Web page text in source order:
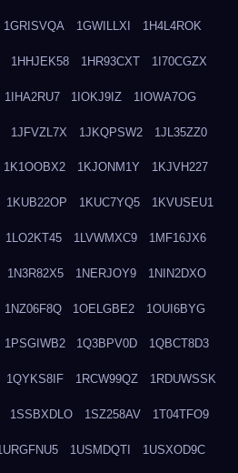
1GRISVQA 1GWILLXI 1H4L4ROK
1HHJEK58 1HR93CXT 1I70CGZX
1IHA2RU7 1IOKJ9IZ 1IOWA7OG
1JFVZL7X 1JKQPSW2 1JL35ZZ0
1K1OOBX2 1KJONM1Y 1KJVH227
1KUB22OP 1KUC7YQ5 1KVUSEU1
1LO2KT45 1LVWMXC9 1MF16JX6
1N3R82X5 1NERJOY9 1NIN2DXO
1NZ06F8Q 1OELGBE2 1OUI6BYG
1PSGIWB2 1Q3BPV0D 1QBCT8D3
1QYKS8IF 1RCW99QZ 1RDUWSSK
1SSBXDLO 1SZ258AV 1T04TFO9
1USMDQTI 1USXOD9C